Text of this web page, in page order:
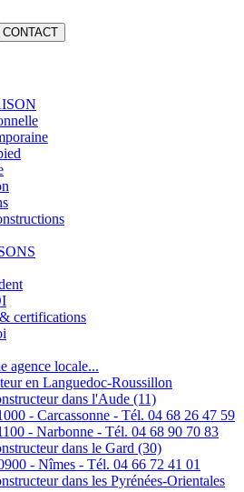
CONTACT
certifications
agence locale...
en Languedoc-Roussillon
dans l'Aude (11)
- Carcassonne - Tél. 04 68 26 47 59
- Narbonne - Tél. 04 68 90 70 83
dans le Gard (30)
- Nîmes - Tél. 04 66 72 41 01
dans les Pyrénées-Orientales